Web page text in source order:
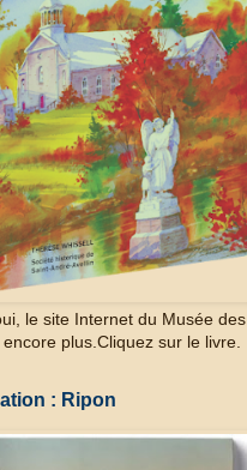
le site Internet du Musée des
plus.Cliquez sur le livre.
: Ripon